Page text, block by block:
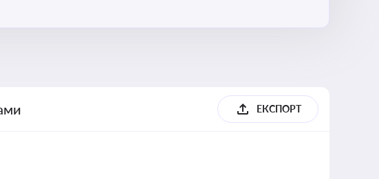
ЕКСПОРТ